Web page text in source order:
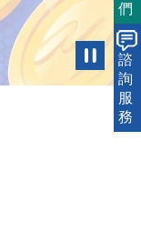
們
諮
詢
服
務